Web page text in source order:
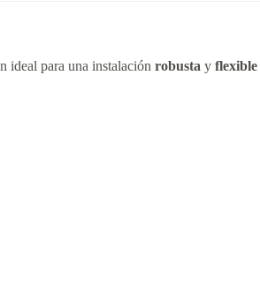
ideal para una instalación robusta y flexible